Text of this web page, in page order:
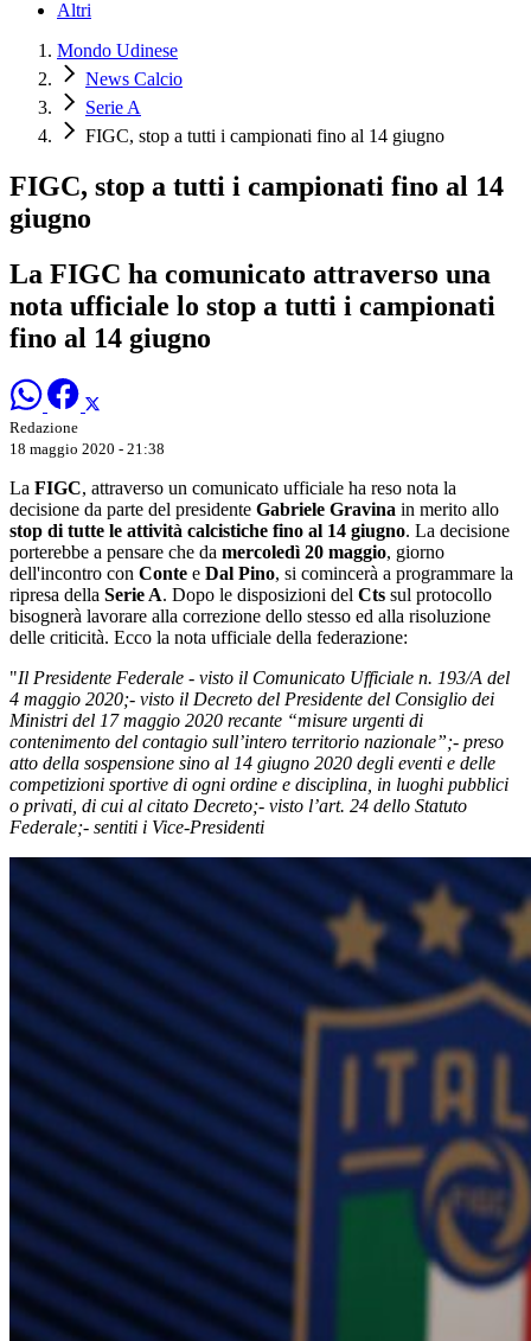
Altri
Mondo Udinese
News Calcio
Serie A
FIGC, stop a tutti i campionati fino al 14 giugno
FIGC, stop a tutti i campionati fino al 14
giugno
La FIGC ha comunicato attraverso una
nota ufficiale lo stop a tutti i campionati
fino al 14 giugno
Redazione
18 maggio 2020 - 21:38
La FIGC, attraverso un comunicato ufficiale ha reso nota la
decisione da parte del presidente Gabriele Gravina in merito allo
stop di tutte le attività calcistiche fino al 14 giugno. La decisione
porterebbe a pensare che da mercoledì 20 maggio, giorno
dell'incontro con Conte e Dal Pino, si comincerà a programmare la
ripresa della Serie A. Dopo le disposizioni del Cts sul protocollo
bisognerà lavorare alla correzione dello stesso ed alla risoluzione
delle criticità. Ecco la nota ufficiale della federazione:
"Il Presidente Federale - visto il Comunicato Ufficiale n. 193/A del
4 maggio 2020;- visto il Decreto del Presidente del Consiglio dei
Ministri del 17 maggio 2020 recante “misure urgenti di
contenimento del contagio sull’intero territorio nazionale”;- preso
atto della sospensione sino al 14 giugno 2020 degli eventi e delle
competizioni sportive di ogni ordine e disciplina, in luoghi pubblici
o privati, di cui al citato Decreto;- visto l’art. 24 dello Statuto
Federale;- sentiti i Vice-Presidenti